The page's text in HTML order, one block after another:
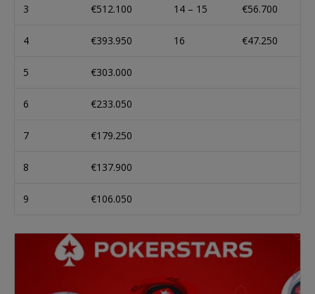
3 €512.100 14 – 15 €56.700
4 €393.950 16 €47.250
5 €303.000
6 €233.050
7 €179.250
8 €137.900
9 €106.050